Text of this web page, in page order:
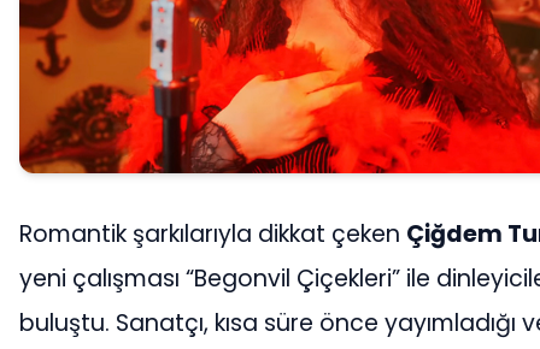
Romantik şarkılarıyla dikkat çeken Çiğdem
yeni çalışması “Begonvil Çiçekleri” ile
buluştu. Sanatçı, kısa süre önce yayımladığı